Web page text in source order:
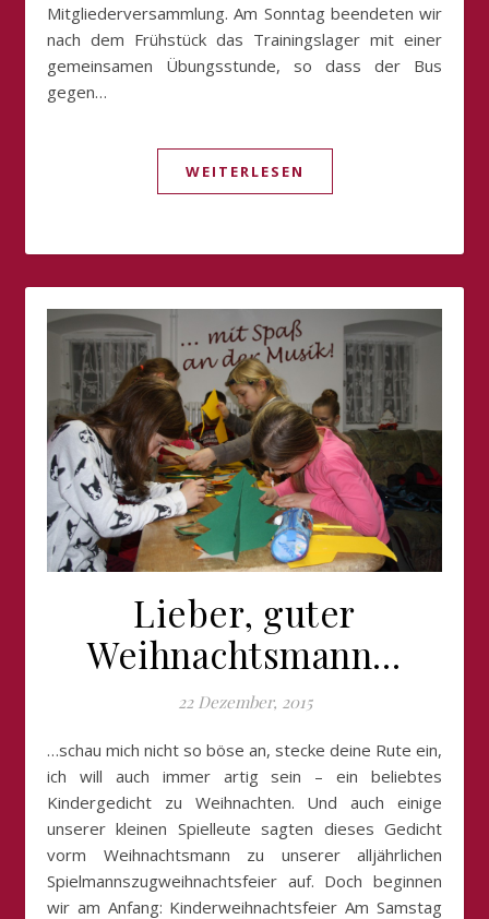
Mitgliederversammlung. Am Sonntag beendeten wir
nach dem Frühstück das Trainingslager mit einer
gemeinsamen Übungsstunde, so dass der Bus
gegen…
WEITERLESEN
Lieber, guter
Weihnachtsmann…
22 Dezember, 2015
…schau mich nicht so böse an, stecke deine Rute ein,
ich will auch immer artig sein – ein beliebtes
Kindergedicht zu Weihnachten. Und auch einige
unserer kleinen Spielleute sagten dieses Gedicht
vorm Weihnachtsmann zu unserer alljährlichen
Spielmannszugweihnachtsfeier auf. Doch beginnen
wir am Anfang: Kinderweihnachtsfeier Am Samstag